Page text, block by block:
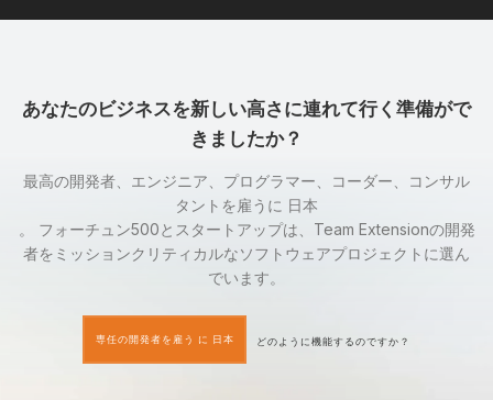
あなたのビジネスを新しい高さに連れて行く準備がで
きましたか？
最高の開発者、エンジニア、プログラマー、コーダー、コンサル
タントを雇うに 日本
。 フォーチュン500とスタートアップは、Team Extensionの開発
者をミッションクリティカルなソフトウェアプロジェクトに選ん
でいます。
専任の開発者を雇う に 日本 どのように機能するのですか？